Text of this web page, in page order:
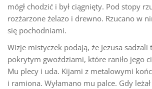
mógł chodzić i był ciągnięty. Pod stopy
rozżarzone żelazo i drewno. Rzucano w
się pochodniami.
Wizje mistyczek podają, że Jezusa sadzali
pokrytym gwoździami, które raniło jego
Mu plecy i uda. Kijami z metalowymi
i ramiona. Wyłamano mu palce. Gdy